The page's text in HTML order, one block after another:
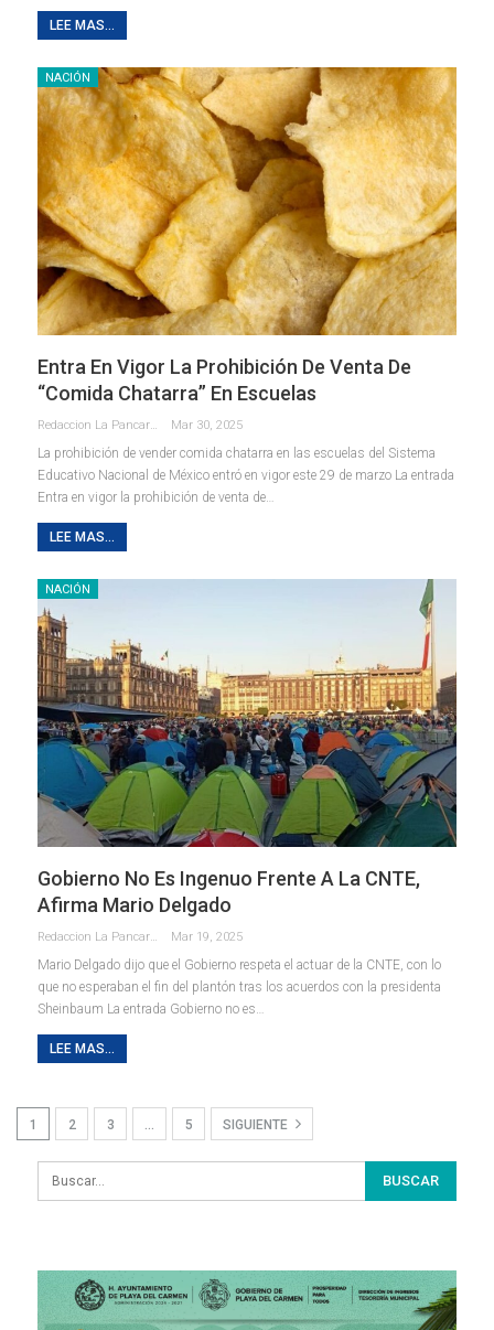
LEE MAS...
NACIÓN
Entra En Vigor La Prohibición De Venta De
“comida Chatarra” En Escuelas
Redaccion La Pancarta De Quintana Roo Mar 30, 2025
La prohibición de vender comida chatarra en las escuelas del Sistema
Educativo Nacional de México entró en vigor este 29 de marzo La entrada
Entra en vigor la prohibición de venta de…
LEE MAS...
NACIÓN
Gobierno No Es Ingenuo Frente A La CNTE,
Afirma Mario Delgado
Redaccion La Pancarta De Quintana Roo Mar 19, 2025
Mario Delgado dijo que el Gobierno respeta el actuar de la CNTE, con lo
que no esperaban el fin del plantón tras los acuerdos con la presidenta
Sheinbaum La entrada Gobierno no es…
LEE MAS...
1 2 3 … 5 SIGUIENTE